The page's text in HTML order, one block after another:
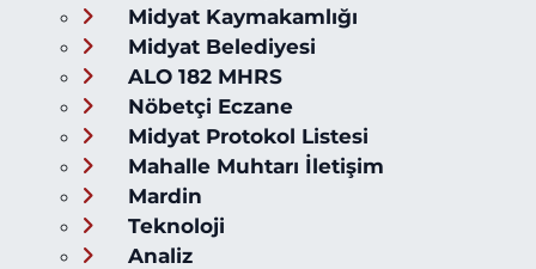
Midyat Kaymakamlığı
Midyat Belediyesi
ALO 182 MHRS
Nöbetçi Eczane
Midyat Protokol Listesi
Mahalle Muhtarı İletişim
Mardin
Teknoloji
Analiz